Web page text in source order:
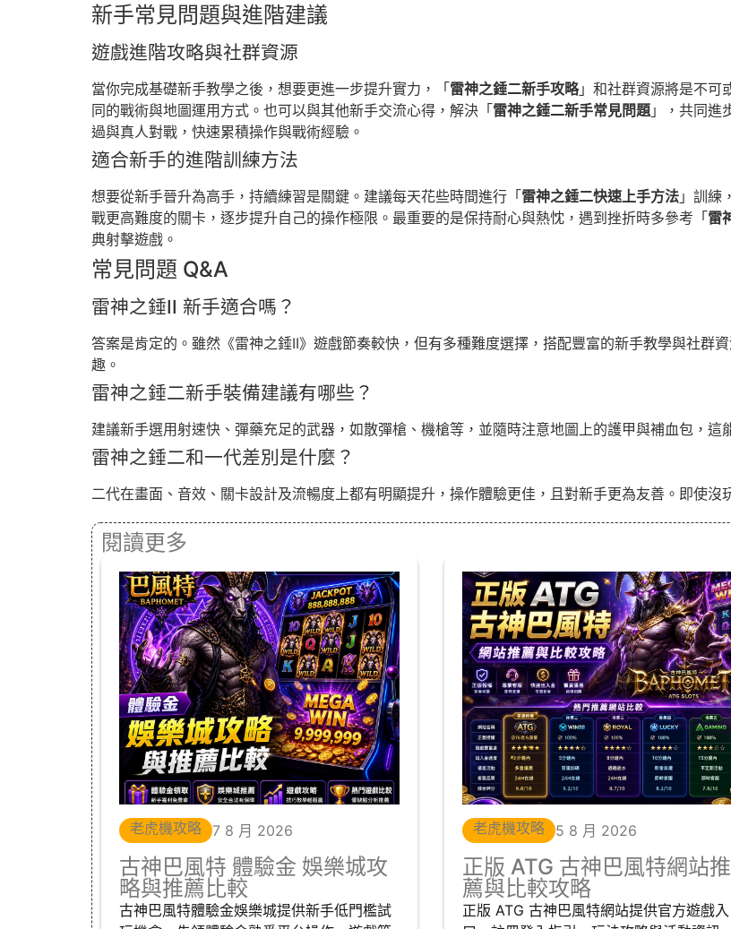
新手常見問題與進階建議
遊戲進階攻略與社群資源
當你完成基礎新手教學之後，想要更進一步提升實力，「雷神之錘二新手攻略」和社群資源將是不可
同的戰術與地圖運用方式。也可以與其他新手交流心得，解決「雷神之錘二新手常見問題 」，共同進
過與真人對戰，快速累積操作與戰術經驗。
適合新手的進階訓練方法
想要從新手晉升為高手，持續練習是關鍵。建議每天花些時間進行「雷神之錘二快速上手方法 」訓練
戰更高難度的關卡，逐步提升自己的操作極限。最重要的是保持耐心與熱忱，遇到挫折時多參考「雷
典射擊遊戲。
常見問題 Q&A
雷神之錘II 新手適合嗎？
答案是肯定的。雖然《雷神之錘II》遊戲節奏較快，但有多種難度選擇，搭配豐富的新手教學與社群
趣。
雷神之錘二新手裝備建議有哪些？
建議新手選用射速快、彈藥充足的武器，如散彈槍、機槍等，並隨時注意地圖上的護甲與補血包，這
雷神之錘二和一代差別是什麼？
二代在畫面、音效、關卡設計及流暢度上都有明顯提升，操作體驗更佳，且對新手更為友善。即使沒
閱讀更多
老虎機攻略 7 8 月 2026
古神巴風特 體驗金 娛樂城攻
略與推薦比較
古神巴風特體驗金娛樂城提供新手低門檻試
老虎機攻略 5 8 月 2026
正版 ATG 古神巴風特網站推
薦與比較攻略
正版 ATG 古神巴風特網站提供官方遊戲入